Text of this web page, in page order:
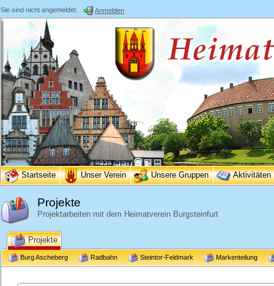
Sie sind nicht angemeldet. Anmelden
Startseite Unser Verein Unsere Gruppen Aktivitäten
Projekte
Projektarbeiten mit dem Heimatverein Burgsteinfurt
Projekte
Burg Ascheberg Radbahn Steintor-Feldmark Markenteilung